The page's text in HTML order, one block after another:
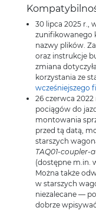
30 lipca 2025 r.,
zunifikowanego
nazwy plików.
oraz instrukcje
zmiana
korzystania ze
wcześniejszego
26 czerwca
pociągów do
montowania
przed tą datą,
starszych
TAQ01-coupler-
(dostępne m.in.
Można także
w starszych
niezalecane —
dobrze